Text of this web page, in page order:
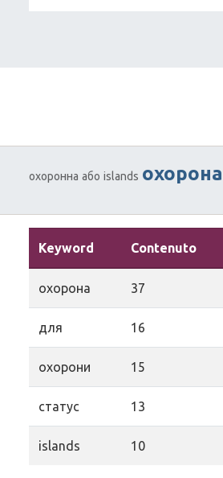
охоронна або islands охорона
Keyword Contenuto
охорона 37
для 16
охорони 15
статус 13
islands 10